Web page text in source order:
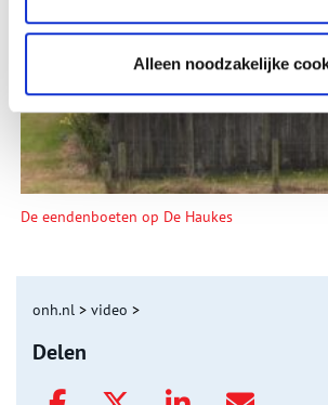
Alleen noodzakelijke
De eendenboeten op De Haukes
onh.nl > video >
Delen